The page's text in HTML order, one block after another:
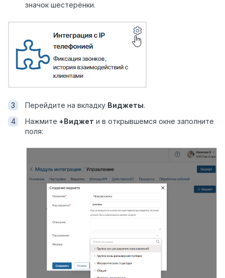
значок шестерёнки.
Перейдите на вкладку Виджеты.
Нажмите +Виджет и в открывшемся окне заполните
поля: